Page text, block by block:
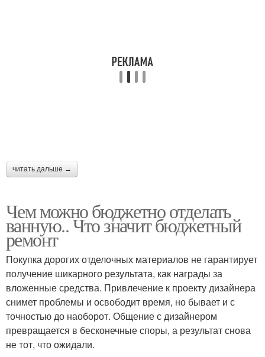
читать дальше →
Чем можно бюджетно отделать
ванную.. Что значит бюджетный
ремонт
Покупка дорогих отделочных материалов не гарантирует
получение шикарного результата, как награды за
вложенные средства. Привлечение к проекту дизайнера
снимет проблемы и освободит время, но бывает и с
точностью до наоборот. Общение с дизайнером
превращается в бесконечные споры, а результат снова
не тот, что ожидали.